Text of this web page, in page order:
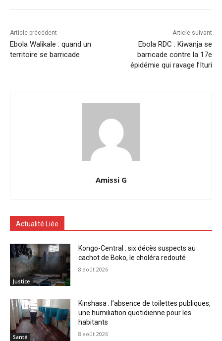
Article précédent
Ebola Walikale : quand un
territoire se barricade
Article suivant
Ebola RDC : Kiwanja se
barricade contre la 17e
épidémie qui ravage l’Ituri
Amissi G
Actualité Liée
Justice
Kongo-Central : six décès suspects au
cachot de Boko, le choléra redouté
8 août 2026
Santé
Kinshasa : l’absence de toilettes publiques,
une humiliation quotidienne pour les
habitants
8 août 2026